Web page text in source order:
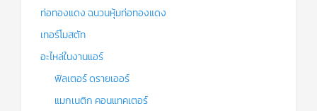
ท่อทองแดง ฉนวนหุ้มท่อทองแดง
เทอร์โมสตัท
อะไหล่ในงานแอร์
ฟิลเตอร์ ดรายเออร์
แมกเนติก คอนแทคเตอร์